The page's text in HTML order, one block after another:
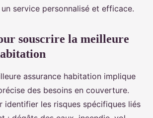
service personnalisé et efficace.
souscrire la meilleure
assurance habitation implique
des besoins en couverture.
identifier les risques spécifiques liés